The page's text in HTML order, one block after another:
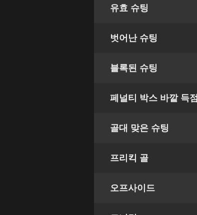
유효 슈팅
벗어난 슈팅
블록된 슈팅
페널티 박스 바깥 득점
골대 맞은 슈팅
프리킥 골
오프사이드